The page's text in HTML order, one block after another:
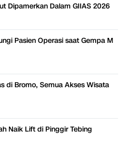
Dipamerkan Dalam GIIAS 2026
Pasien Operasi saat Gempa M
di Bromo, Semua Akses Wisata
Naik Lift di Pinggir Tebing